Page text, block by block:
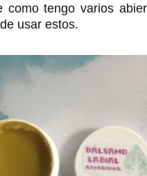
como tengo varios
usar estos.